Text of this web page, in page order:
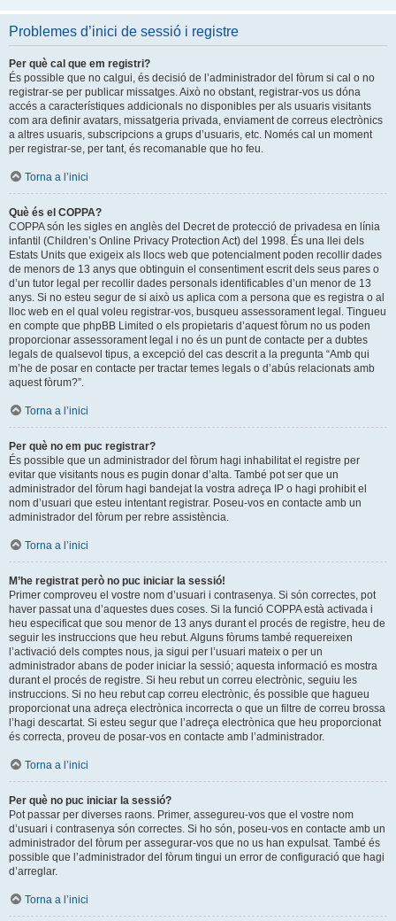
Problemes d’inici de sessió i registre
Per què cal que em registri?
És possible que no calgui, és decisió de l’administrador del fòrum si cal o no
registrar-se per publicar missatges. Això no obstant, registrar-vos us dóna
accés a característiques addicionals no disponibles per als usuaris visitants
com ara definir avatars, missatgeria privada, enviament de correus electrònics
a altres usuaris, subscripcions a grups d’usuaris, etc. Només cal un moment
per registrar-se, per tant, és recomanable que ho feu.
Torna a l’inici
Què és el COPPA?
COPPA són les sigles en anglès del Decret de protecció de privadesa en línia
infantil (Children’s Online Privacy Protection Act) del 1998. És una llei dels
Estats Units que exigeix als llocs web que potencialment poden recollir dades
de menors de 13 anys que obtinguin el consentiment escrit dels seus pares o
d’un tutor legal per recollir dades personals identificables d’un menor de 13
anys. Si no esteu segur de si això us aplica com a persona que es registra o al
lloc web en el qual voleu registrar-vos, busqueu assessorament legal. Tingueu
en compte que phpBB Limited o els propietaris d’aquest fòrum no us poden
proporcionar assessorament legal i no és un punt de contacte per a dubtes
legals de qualsevol tipus, a excepció del cas descrit a la pregunta “Amb qui
m’he de posar en contacte per tractar temes legals o d’abús relacionats amb
aquest fòrum?”.
Torna a l’inici
Per què no em puc registrar?
És possible que un administrador del fòrum hagi inhabilitat el registre per
evitar que visitants nous es pugin donar d’alta. També pot ser que un
administrador del fòrum hagi bandejat la vostra adreça IP o hagi prohibit el
nom d’usuari que esteu intentant registrar. Poseu-vos en contacte amb un
administrador del fòrum per rebre assistència.
Torna a l’inici
M’he registrat però no puc iniciar la sessió!
Primer comproveu el vostre nom d’usuari i contrasenya. Si són correctes, pot
haver passat una d’aquestes dues coses. Si la funció COPPA està activada i
heu especificat que sou menor de 13 anys durant el procés de registre, heu de
seguir les instruccions que heu rebut. Alguns fòrums també requereixen
l’activació dels comptes nous, ja sigui per l’usuari mateix o per un
administrador abans de poder iniciar la sessió; aquesta informació es mostra
durant el procés de registre. Si heu rebut un correu electrònic, seguiu les
instruccions. Si no heu rebut cap correu electrònic, és possible que hagueu
proporcionat una adreça electrònica incorrecta o que un filtre de correu brossa
l’hagi descartat. Si esteu segur que l’adreça electrònica que heu proporcionat
és correcta, proveu de posar-vos en contacte amb l’administrador.
Torna a l’inici
Per què no puc iniciar la sessió?
Pot passar per diverses raons. Primer, assegureu-vos que el vostre nom
d’usuari i contrasenya són correctes. Si ho són, poseu-vos en contacte amb un
administrador del fòrum per assegurar-vos que no us han expulsat. També és
possible que l’administrador del fòrum tingui un error de configuració que hagi
d’arreglar.
Torna a l’inici